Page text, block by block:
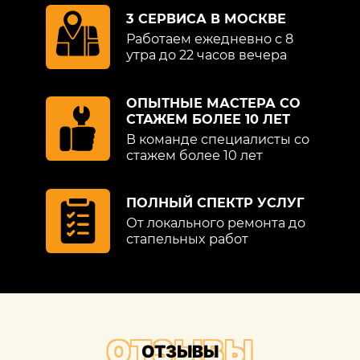
поверхности детали, повреждены
несколько смежных деталей, а также для
автомобилей со сроком эксплуатации
более 10 лет или когда общее состояние
(множественные потертости, трещины,
сколы).
правило, в результате ДТП при значимых
масштабных повреждениях. Этот вид
ремонта предполагает такие операции:
удаление старого ЛКП,
3 СЕРВИСА В МОСКВЕ
Работаем ежедневно с 8
утра до 22 часов вечера
ОПЫТНЫЕ МАСТЕРА СО
СТАЖЕМ БОЛЕЕ 10 ЛЕТ
В команде специалисты со
стажем более 10 лет
ПОЛНЫЙ СПЕКТР УСЛУГ
От локального ремонта до
стапельных работ
ОТЗЫВЫ
ОТЗЫВЫ